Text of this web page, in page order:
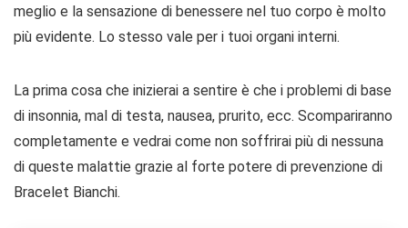
meglio e la sensazione di benessere nel tuo corpo è molto
più evidente. Lo stesso vale per i tuoi organi interni.
La prima cosa che inizierai a sentire è che i problemi di base
di insonnia, mal di testa, nausea, prurito, ecc. Scompariranno
completamente e vedrai come non soffrirai più di nessuna
di queste malattie grazie al forte potere di prevenzione di
Bracelet Bianchi.